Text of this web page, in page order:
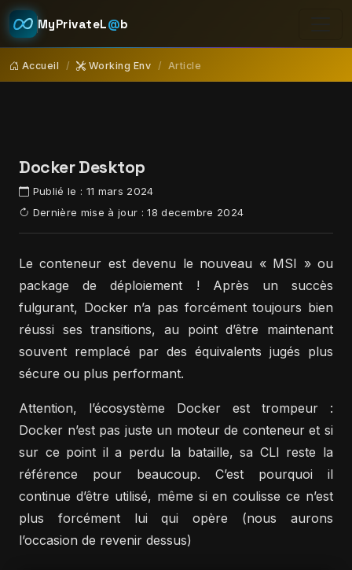
MyPrivateL@b
Accueil Working Env Article
Docker Desktop
Publié le : 11 mars 2024
Dernière mise à jour :18 decembre 2024
Le conteneur est devenu le nouveau « MSI » ou
package de déploiement ! Après un succès
fulgurant, Docker n’a pas forcément toujours bien
réussi ses transitions, au point d’être maintenant
souvent remplacé par des équivalents jugés plus
sécure ou plus performant.
Attention, l’écosystème Docker est trompeur :
Docker n’est pas juste un moteur de conteneur et si
sur ce point il a perdu la bataille, sa CLI reste la
référence pour beaucoup. C’est pourquoi il
continue d’être utilisé, même si en coulisse ce n’est
plus forcément lui qui opère (nous aurons
l’occasion de revenir dessus)